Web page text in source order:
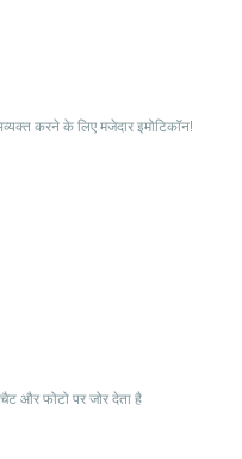
करने के लिए मजेदार इमोटिकॉन!
और फोटो पर जोर देता है